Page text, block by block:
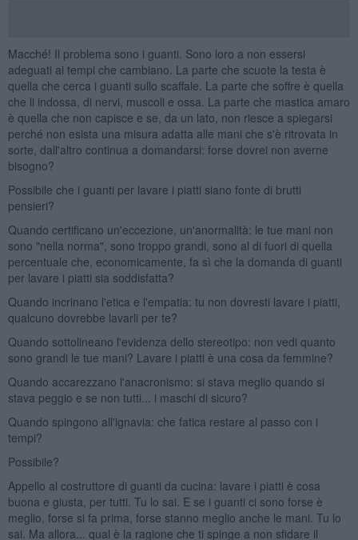
Macché! Il problema sono i guanti. Sono loro a non essersi
adeguati ai tempi che cambiano. La parte che scuote la testa è
quella che cerca i guanti sullo scaffale. La parte che soffre è quella
che li indossa, di nervi, muscoli e ossa. La parte che mastica amaro
è quella che non capisce e se, da un lato, non riesce a spiegarsi
perché non esista una misura adatta alle mani che s'è ritrovata in
sorte, dall'altro continua a domandarsi: forse dovrei non averne
bisogno?
Possibile che i guanti per lavare i piatti siano fonte di brutti
pensieri?
Quando certificano un'eccezione, un'anormalità: le tue mani non
sono "nella norma", sono troppo grandi, sono al di fuori di quella
percentuale che, economicamente, fa sì che la domanda di guanti
per lavare i piatti sia soddisfatta?
Quando incrinano l'etica e l'empatia: tu non dovresti lavare i piatti,
qualcuno dovrebbe lavarli per te?
Quando sottolineano l'evidenza dello stereotipo: non vedi quanto
sono grandi le tue mani? Lavare i piatti è una cosa da femmine?
Quando accarezzano l'anacronismo: si stava meglio quando si
stava peggio e se non tutti... i maschi di sicuro?
Quando spingono all'ignavia: che fatica restare al passo con i
tempi?
Possibile?
Appello al costruttore di guanti da cucina: lavare i piatti è cosa
buona e giusta, per tutti. Tu lo sai. E se i guanti ci sono forse è
meglio, forse si fa prima, forse stanno meglio anche le mani. Tu lo
sai. Ma allora... qual è la ragione che ti spinge a non sfidare il